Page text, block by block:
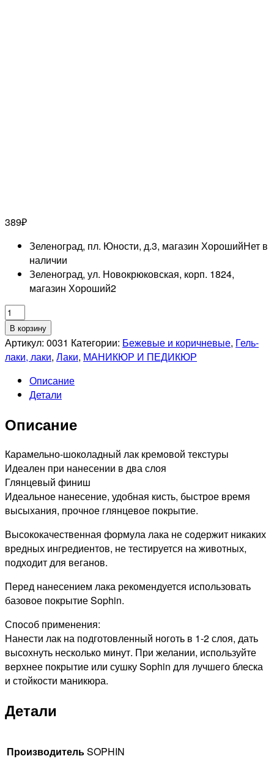
389₽
Зеленоград, пл. Юности, д.3, магазин ХорошийНет в
наличии
Зеленоград, ул. Новокрюковская, корп. 1824,
магазин Хороший2
Количество
товара
SOPHIN
0031
для
ногтей,
В корзину
Артикул: 0031 Категории: Бежевые и коричневые, Гель-
лаки, лаки, Лаки, МАНИКЮР И ПЕДИКЮР
Описание
Детали
Описание
Карамельно-шоколадный лак кремовой текстуры
Идеален при нанесении в два слоя
Глянцевый финиш
Идеальное нанесение, удобная кисть, быстрое время
высыхания, прочное глянцевое покрытие.
Высококачественная формула лака не содержит никаких
вредных ингредиентов, не тестируется на животных,
подходит для веганов.
Перед нанесением лака рекомендуется использовать
базовое покрытие Sophin.
Способ применения:
Нанести лак на подготовленный ноготь в 1-2 слоя, дать
высохнуть несколько минут. При желании, используйте
верхнее покрытие или сушку Sophin для лучшего блеска
и стойкости маникюра.
Детали
ПроизводительSOPHIN